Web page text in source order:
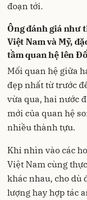
đoạn tới.
Ông đánh giá như
Việt Nam và Mỹ,
tầm quan hệ lên
Mối quan hệ giữa
đẹp nhất từ trước
vừa qua, hai nước
mới của quan hệ
nhiều thành tựu.
Khi nhìn vào các
Việt Nam cùng
khác nhau, cho dù
lượng hay hợp tác